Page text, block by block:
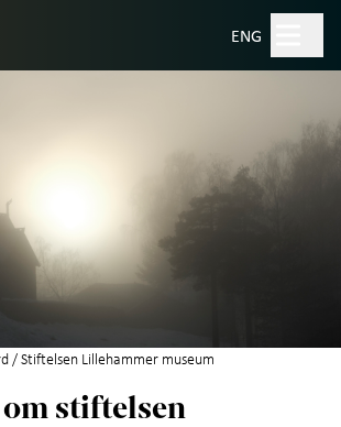
ENG
Maihaugsalen
barnehage
/ Stiftelsen Lillehammer museum
stiftelsen